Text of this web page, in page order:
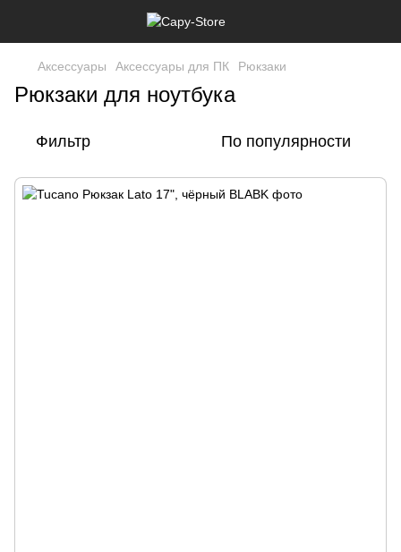
Аксессуары Аксессуары для ПК Рюкзаки
Рюкзаки для ноутбука
Фильтр По популярности